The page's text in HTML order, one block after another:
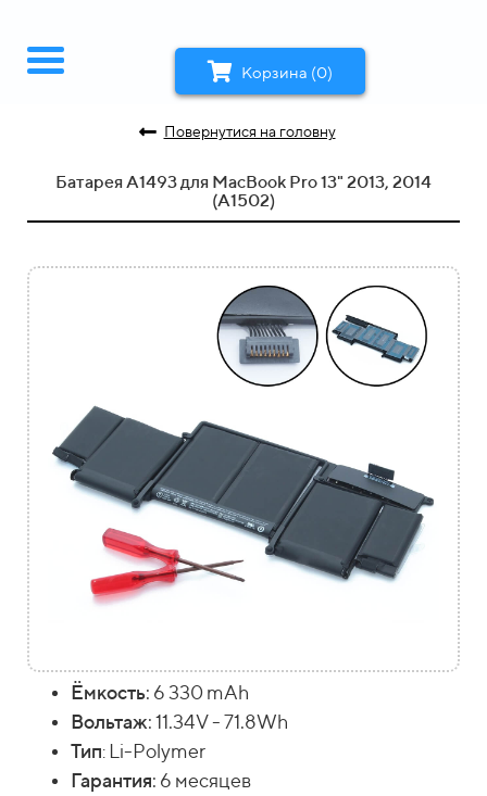
Корзина (0)
Повернутися на головну
Батарея A1493 для MacBook Pro 13" 2013, 2014
(A1502)
Ёмкость: 6 330 mAh
Вольтаж: 11.34V - 71.8Wh
Тип: Li-Polymer
Гарантия: 6 месяцев